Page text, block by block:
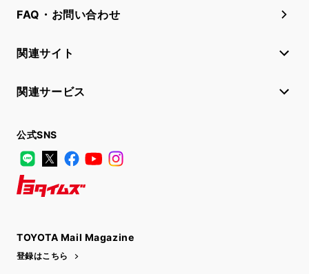
FAQ・お問い合わせ
関連サイト
関連サービス
公式SNS
LINE
X FacebookYouTube
TOYOTA Mail Magazine
登録はこちら